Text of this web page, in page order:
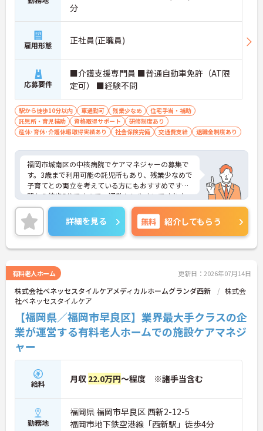
分
雇用形態 正社員(正職員)
応募要件
■介護支援専門員 ■普通自動車免許（AT限
定可） ■経験不問
駅から徒歩10分以内 車通勤可 残業少なめ
住宅手当・補助
託児所・育児補助
資格取得サポート
研修制度あり
産休･育休･介護休暇取得実績あり
社会保険完備 交通費支給 退職金制度あり
福岡市城南区の中核病院でケアマネジャーの募集で
す。3歳まで利用可能の託児所もあり、残業少なめで
子育てとの両立を考えている方にもおすすめです。
駅から徒歩5分ですので、通勤もしやすいですね♪
少しでもご興味を持たれましたら、詳細をお伝えし
ますのでお気軽にお問い合わせください。
詳細を見る 無料 紹介してもらう
有料老人ホーム 更新日：2026年07月14日
株式会社ベネッセスタイルケアメディカルホームグランダ西新
株式会
社ベネッセスタイルケア
【福岡県／福岡市早良区】業界最大手クラスの企
業が運営する有料老人ホームでの施設ケアマネジ
ャー
給料 月収 22.0万円～程度 ※諸手当含む
勤務地
福岡県 福岡市早良区 西新2-12-5
福岡市地下鉄空港線「西新駅」徒歩4分